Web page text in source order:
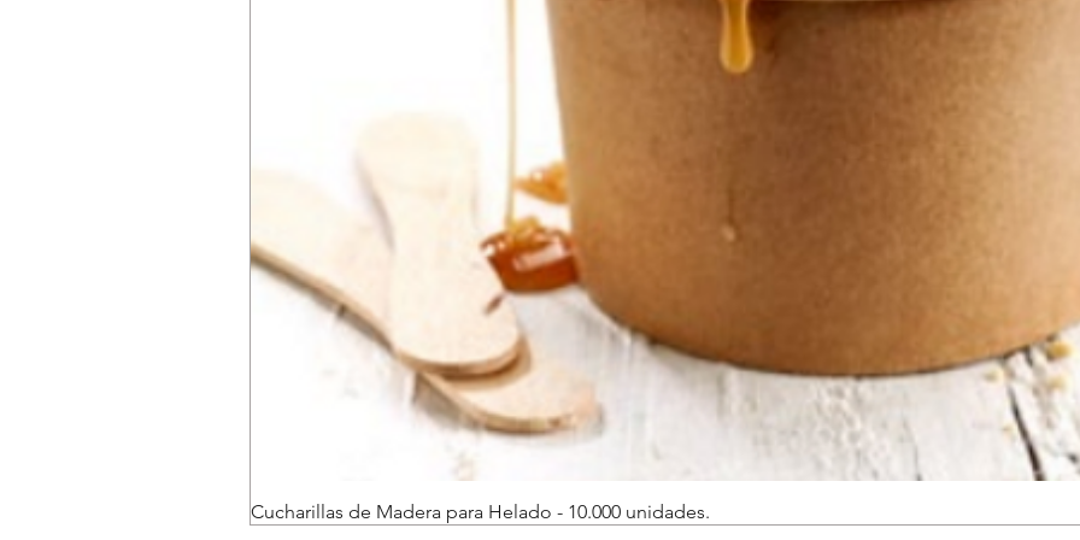
Cucharillas de Madera para Helado - 10.000 unidades.